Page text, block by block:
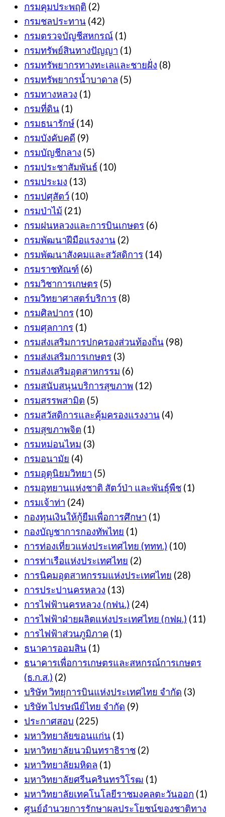
กรมคุมประพฤติ (2)
กรมชลประทาน (42)
กรมตรวจบัญชีสหกรณ์ (1)
กรมทรัพย์สินทางปัญญา (1)
กรมทรัพยากรทางทะเลและชายฝั่ง (8)
กรมทรัพยากรน้ำบาดาล (5)
กรมทางหลวง (1)
กรมที่ดิน (1)
กรมธนารักษ์ (14)
กรมบังคับคดี (9)
กรมบัญชีกลาง (5)
กรมประชาสัมพันธ์ (10)
กรมประมง (13)
กรมปศุสัตว์ (10)
กรมป่าไม้ (21)
กรมฝนหลวงและการบินเกษตร (6)
กรมพัฒนาฝีมือแรงงาน (2)
กรมพัฒนาสังคมและสวัสดิการ (14)
กรมราชทัณฑ์ (6)
กรมวิชาการเกษตร (5)
กรมวิทยาศาสตร์บริการ (8)
กรมศิลปากร (10)
กรมศุลกากร (1)
กรมส่งเสริมการปกครองส่วนท้องถิ่น (98)
กรมส่งเสริมการเกษตร (3)
กรมส่งเสริมอุตสาหกรรม (6)
กรมสนับสนุนบริการสุขภาพ (12)
กรมสรรพสามิต (5)
กรมสวัสดิการและคุ้มครองแรงงาน (4)
กรมสุขภาพจิต (1)
กรมหม่อนไหม (3)
กรมอนามัย (4)
กรมอุตุนิยมวิทยา (5)
กรมอุทยานแห่งชาติ สัตว์ป่า และพันธุ์พืช (1)
กรมเจ้าท่า (24)
กองทุนเงินให้กู้ยืมเพื่อการศึกษา (1)
กองบัญชาการกองทัพไทย (1)
การท่องเที่ยวแห่งประเทศไทย (ททท.) (10)
การท่าเรือแห่งประเทศไทย (2)
การนิคมอุตสาหกรรมแห่งประเทศไทย (28)
การประปานครหลวง (13)
การไฟฟ้านครหลวง (กฟน.) (24)
การไฟฟ้าฝ่ายผลิตแห่งประเทศไทย (กฟผ.) (11)
การไฟฟ้าส่วนภูมิภาค (1)
ธนาคารออมสิน (1)
ธนาคารเพื่อการเกษตรและสหกรณ์การเกษตร
(ธ.ก.ส.) (2)
บริษัท วิทยุการบินแห่งประเทศไทย จำกัด (3)
บริษัท ไปรษณีย์ไทย จำกัด (9)
ประกาศสอบ (225)
มหาวิทยาลัยขอนแก่น (1)
มหาวิทยาลัยนวมินทราธิราช (2)
มหาวิทยาลัยมหิดล (1)
มหาวิทยาลัยศรีนครินทรวิโรฒ (1)
มหาวิทยาลัยเทคโนโลยีราชมงคลตะวันออก (1)
ศูนย์อำนวยการรักษาผลประโยชน์ของชาติทาง